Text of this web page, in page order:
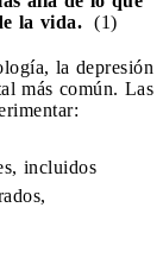
la vida. (1)
la depresión
más común. Las
incluidos